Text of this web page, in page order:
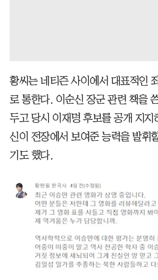
황씨는 네티즌 사이에서 대표적인
로 통한다. 이순신 장군 관련 책을
두고 당시 이재명 후보를 공개 지
신이 전장에서 보여준 능력을 발휘
기도 했다.